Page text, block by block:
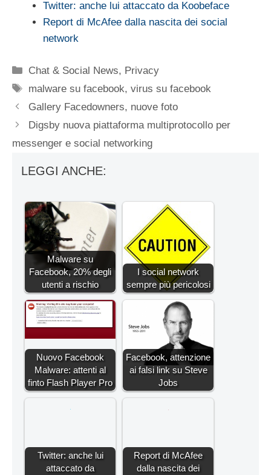
Twitter: anche lui attaccato da Koobeface
Report di McAfee dalla nascita dei social
network
Categorie
Chat & Social News, Privacy
Tag
malware su facebook,virus su facebook
Gallery Facedowners, nuove foto
Digsby nuova piattaforma multiprotocollo per
messenger e social networking
LEGGI ANCHE:
Malware su
Facebook, 20% degli
utenti a rischio
I social network
sempre più pericolosi
Nuovo Facebook
Malware: attenti al
finto Flash Player Pro
Facebook, attenzione
ai falsi link su Steve
Jobs
Twitter: anche lui
attaccato da
Report di McAfee
dalla nascita dei